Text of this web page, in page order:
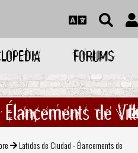
FORUMS
de
Latidos de Ciudad - Élancements de